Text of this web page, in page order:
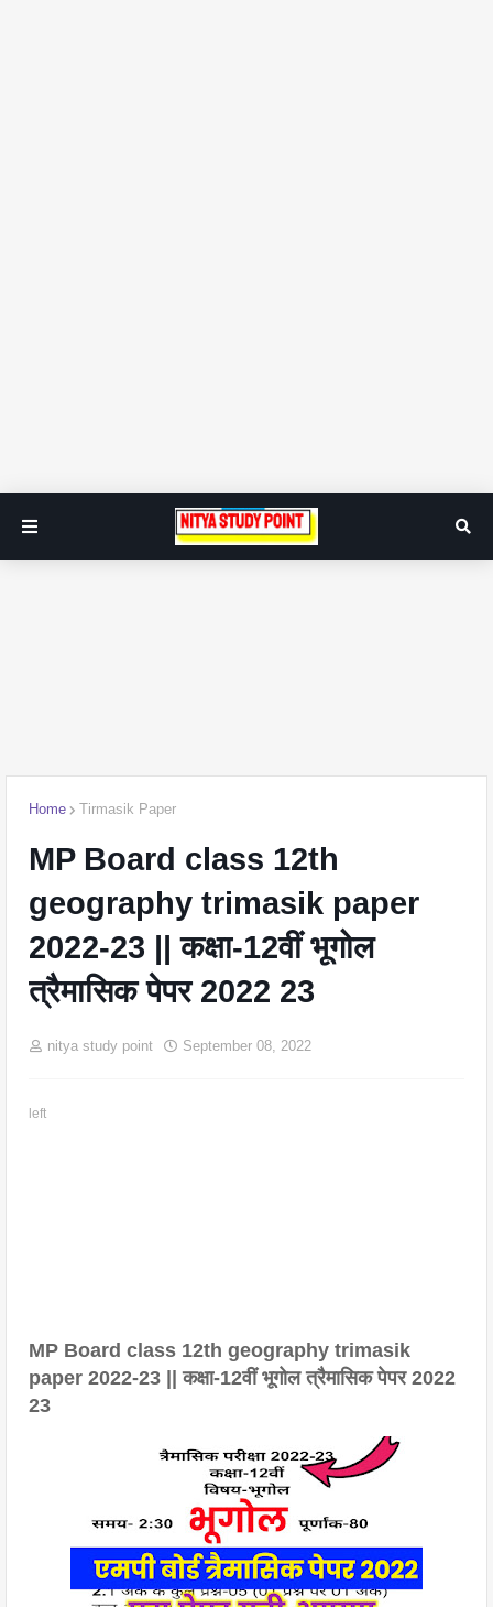
Home Tirmasik Paper
MP Board class 12th
geography trimasik paper
2022-23 || कक्षा-12वीं भूगोल
त्रैमासिक पेपर 2022 23
nitya study point September 08, 2022
left
MP Board class 12th geography trimasik
paper 2022-23 || कक्षा-12वीं भूगोल त्रैमासिक पेपर 2022
23